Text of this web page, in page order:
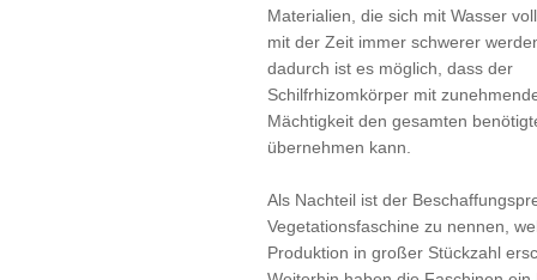
Materialien, die sich mit Wasser
mit der Zeit immer schwerer
dadurch ist es möglich, dass der
Schilfrhizomkörper mit
Mächtigkeit den gesamten
übernehmen kann.
Als Nachteil ist der
Vegetationsfaschine zu nennen,
Produktion in großer Stückzahl